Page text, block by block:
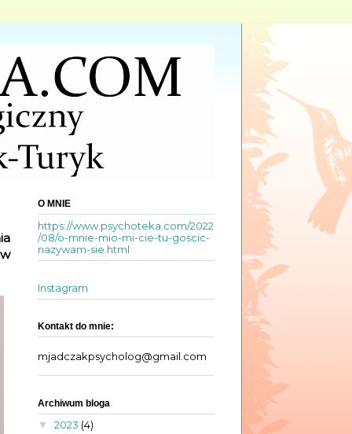
O MNIE
https://www.psychoteka.com/2022
/08/o-mnie-mio-mi-cie-tu-goscic-
nazywam-sie.html
Instagram
Kontakt do mnie:
mjadczakpsycholog@gmail.com
Archiwum bloga
▼ 2023 (4)